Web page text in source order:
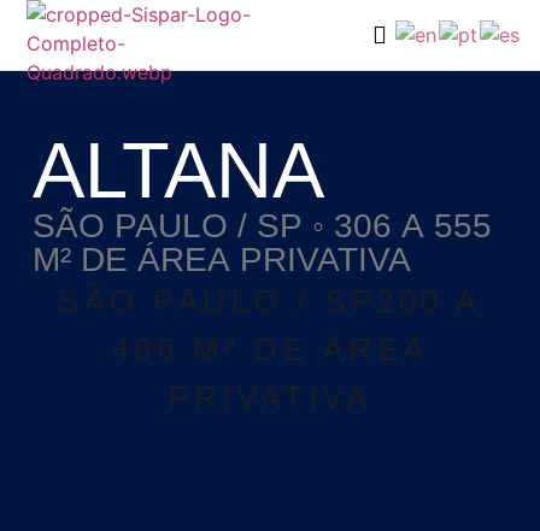
ALTANA
SÃO PAULO / SP ◦ 306 A 555
M² DE ÁREA PRIVATIVA
SÃO PAULO / SP200 A
466 M² DE ÁREA
PRIVATIVA